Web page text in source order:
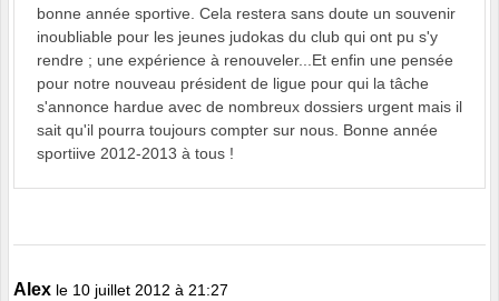
bonne année sportive. Cela restera sans doute un souvenir
inoubliable pour les jeunes judokas du club qui ont pu s'y
rendre ; une expérience à renouveler...Et enfin une pensée
pour notre nouveau président de ligue pour qui la tâche
s'annonce hardue avec de nombreux dossiers urgent mais il
sait qu'il pourra toujours compter sur nous. Bonne année
sportiive 2012-2013 à tous !
Alex le 10 juillet 2012 à 21:27